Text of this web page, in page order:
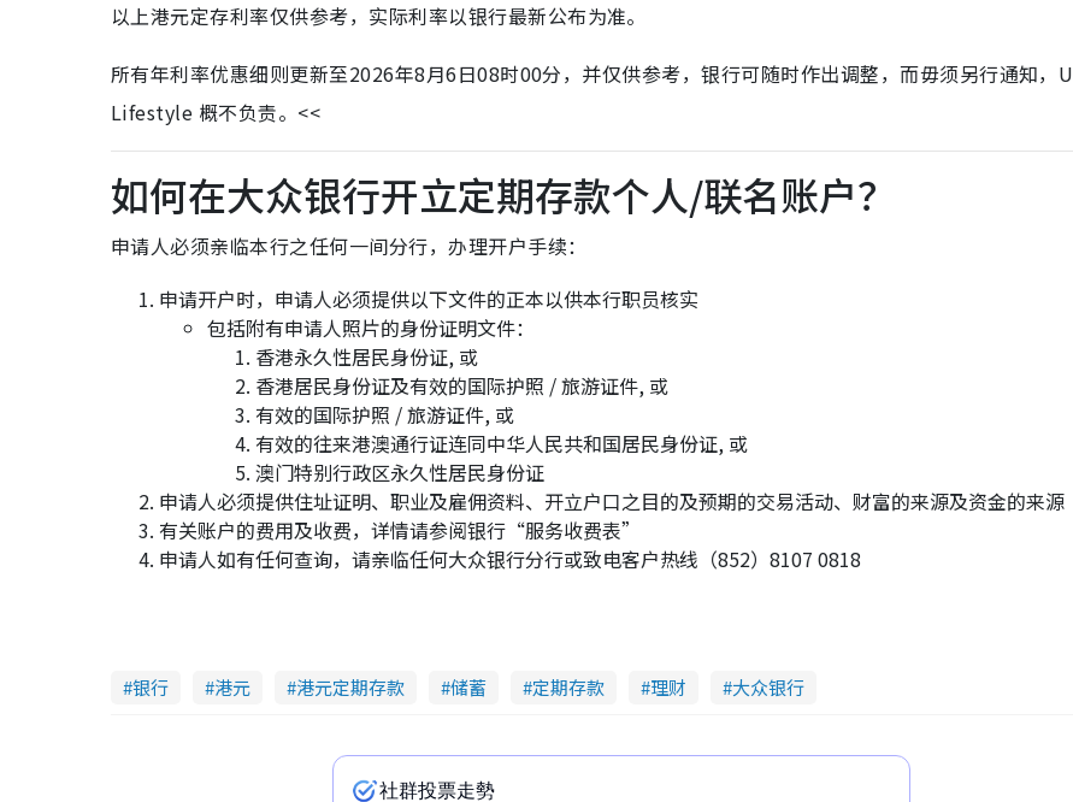
以上港元定存利率仅供参考，实际利率以银行最新公布为准。
所有年利率优惠细则更新至2026年8月6日08时00分，并仅供参考，银行可随时作出调整，而毋须另行通知，U
Lifestyle 概不负责。<<
如何在大众银行开立定期存款个人/联名账户？
申请人必须亲临本行之任何一间分行，办理开户手续：
申请开户时，申请人必须提供以下文件的正本以供本行职员核实
包括附有申请人照片的身份证明文件：
香港永久性居民身份证, 或
香港居民身份证及有效的国际护照 / 旅游证件, 或
有效的国际护照 / 旅游证件, 或
有效的往来港澳通行证连同中华人民共和国居民身份证, 或
澳门特别行政区永久性居民身份证
申请人必须提供住址证明、职业及雇佣资料、开立户口之目的及预期的交易活动、财富的来源及资金的来源
有关账户的费用及收费，详情请参阅银行“服务收费表”
申请人如有任何查询，请亲临任何大众银行分行或致电客户热线（852）8107 0818
银行 港元 港元定期存款 储蓄 定期存款 理财 大众银行